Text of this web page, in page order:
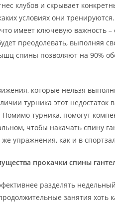
клубов и скрывает
условиях они
имеет ключевую важность
преодолевать, выполняя
спины позволяют на 90%
которые нельзя
турника этот недостаток
турника, помогут
чтобы накачать спину
упражнения, как и в
прокачки спины
разделять
занятия хоть